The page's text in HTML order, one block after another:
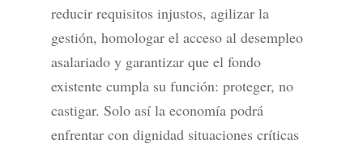
reducir requisitos injustos, agilizar la
gestión, homologar el acceso al desempleo
asalariado y garantizar que el fondo
existente cumpla su función: proteger, no
castigar. Solo así la economía podrá
enfrentar con dignidad situaciones críticas